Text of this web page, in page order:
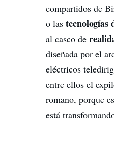
compartidos de
o lastecnologías
al casco de
diseñada por el
eléctricos
entre ellos el
romano, porque
está